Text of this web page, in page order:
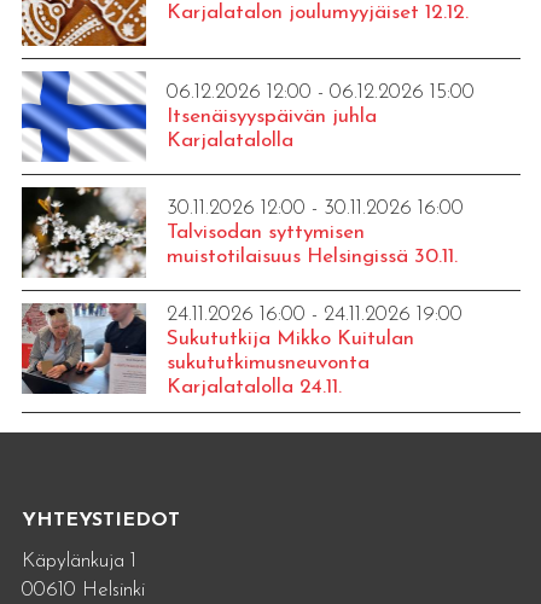
Karjalatalon joulumyyjäiset 12.12.
06.12.2026 12:00 - 06.12.2026 15:00
Itsenäisyyspäivän juhla
Karjalatalolla
30.11.2026 12:00 - 30.11.2026 16:00
Talvisodan syttymisen
muistotilaisuus Helsingissä 30.11.
24.11.2026 16:00 - 24.11.2026 19:00
Sukututkija Mikko Kuitulan
sukututkimusneuvonta
Karjalatalolla 24.11.
YHTEYSTIEDOT
Käpylänkuja 1
00610 Helsinki